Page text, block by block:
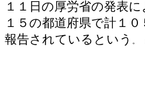
１１日の厚労省の発表に
１５の都道府県で計１
報告されているという 。